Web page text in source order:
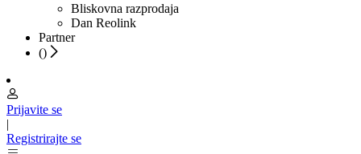
Bliskovna razprodaja
Dan Reolink
Partner
()
Prijavite se
|
Registrirajte se